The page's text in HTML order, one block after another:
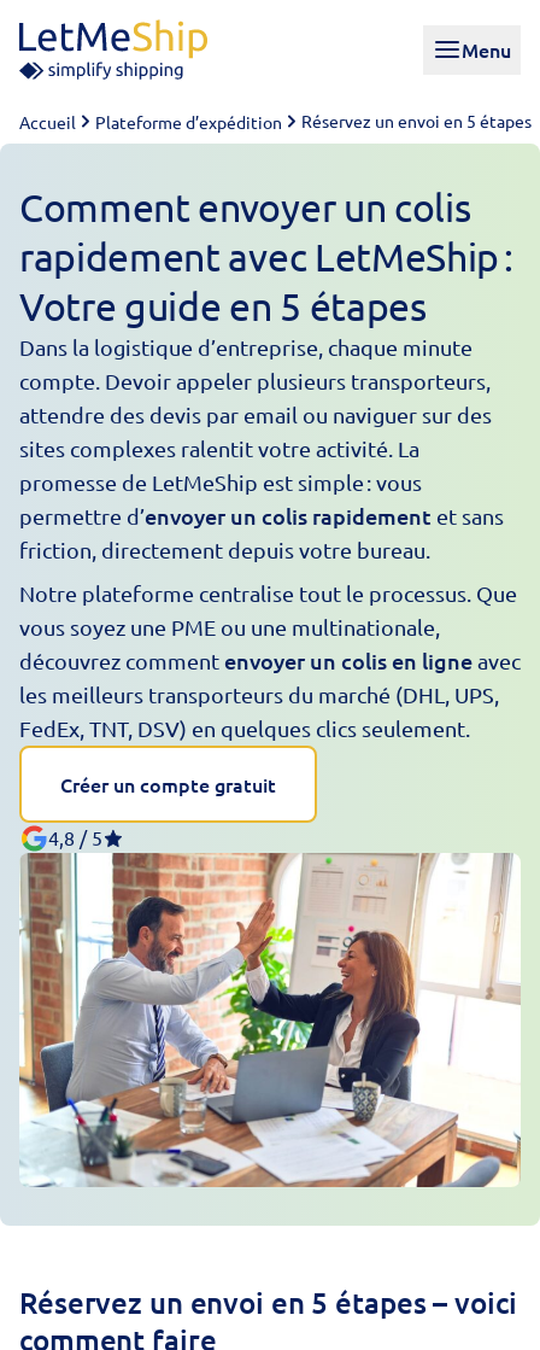
Menu
Accueil Plateforme d’expédition Réservez un envoi en 5 étapes
Comment envoyer un colis
rapidement avec LetMeShip :
Votre guide en 5 étapes
Dans la logistique d’entreprise, chaque minute
compte. Devoir appeler plusieurs transporteurs,
attendre des devis par email ou naviguer sur des
sites complexes ralentit votre activité. La
promesse de LetMeShip est simple : vous
permettre d’envoyer un colis rapidement et sans
friction, directement depuis votre bureau.
Notre plateforme centralise tout le processus. Que
vous soyez une PME ou une multinationale,
découvrez commentenvoyer un colis en ligneavec
les meilleurs transporteurs du marché (DHL, UPS,
FedEx, TNT, DSV) en quelques clics seulement.
Créer un compte gratuit
4,8 / 5
Réservez un envoi en 5 étapes – voici
comment faire